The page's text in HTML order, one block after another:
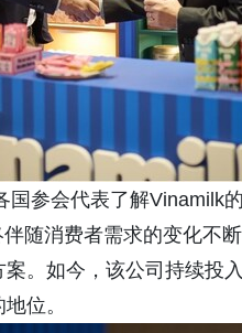
国参会代表了解Vinamilk
随消费者需求的变化不
。如今，该公司持续投
位。